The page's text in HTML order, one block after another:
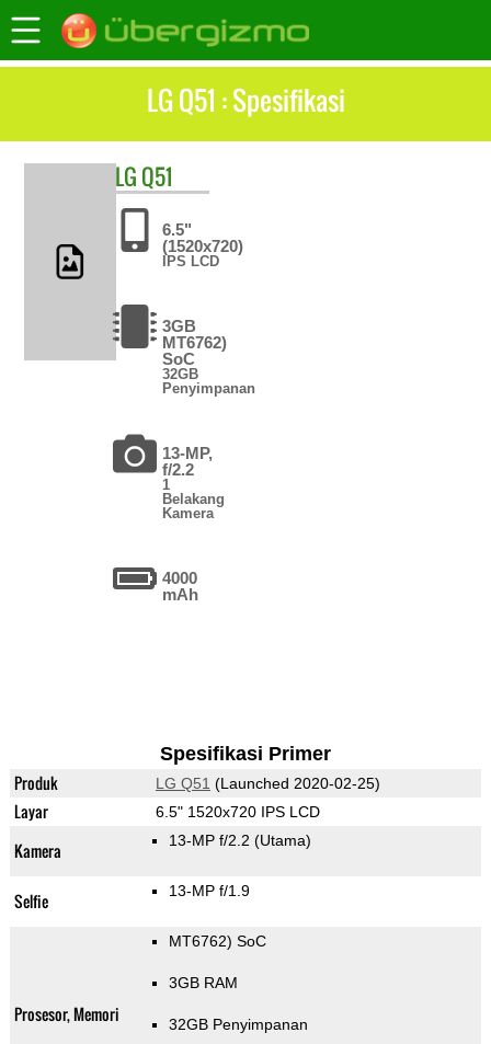
LG Q51 : Spesifikasi
LG Q51
6.5"
(1520x720)
IPS LCD
3GB
MT6762)
SoC
32GB
Penyimpanan
13-MP,
f/2.2
1
Belakang
Kamera
4000
mAh
Spesifikasi Primer
Produk LG Q51 (Launched 2020-02-25)
Layar 6.5" 1520x720 IPS LCD
Kamera 13-MP f/2.2 (Utama)
Selfie 13-MP f/1.9
Prosesor, Memori
MT6762) SoC
3GB RAM
32GB Penyimpanan